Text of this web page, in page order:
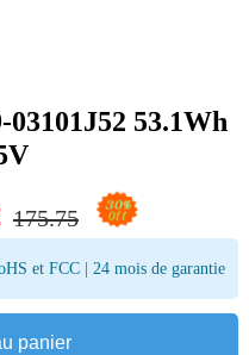
53.1Wh
175.75
et FCC | 24 mois de garantie
panier